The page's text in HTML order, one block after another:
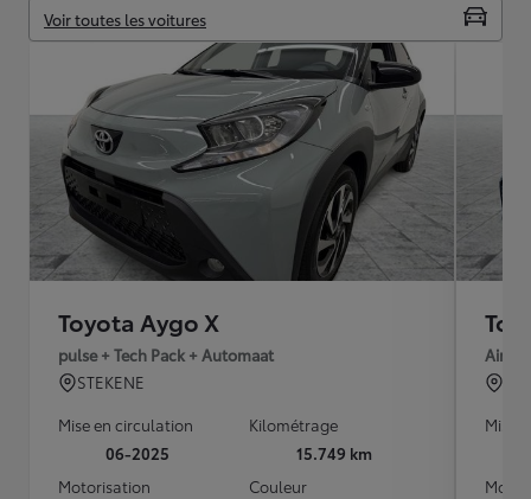
Voir toutes les voitures
Toyota Aygo X
pulse + Tech Pack + Automaat
STEKENE
Mise en circulation
06-2025
Kilométrage
15.749 km
Motorisation
Couleur
Air
Mise